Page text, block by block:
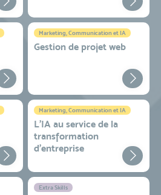
Marketing, Communication et IA
Gestion de projet web
Marketing, Communication et IA
L'IA au service de la
transformation
d'entreprise
Extra Skills